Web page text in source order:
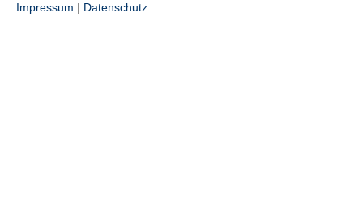
Impressum | Datenschutz